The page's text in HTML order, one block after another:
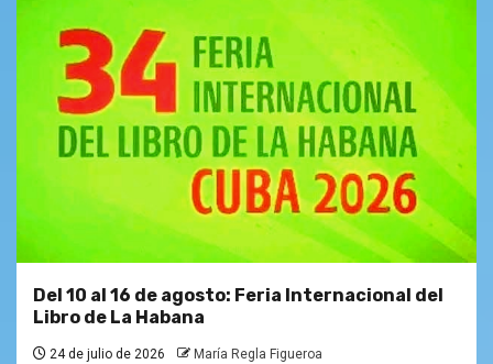
Del 10 al 16 de agosto: Feria Internacional del
Libro de La Habana
24 de julio de 2026 María Regla Figueroa